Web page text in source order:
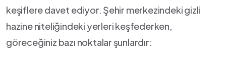
keşiflere davet ediyor. ⁤Şehir merkezindeki gizli
hazine niteliğindeki yerleri keşfederken,​
göreceğiniz‌ bazı noktalar ⁤şunlardır: